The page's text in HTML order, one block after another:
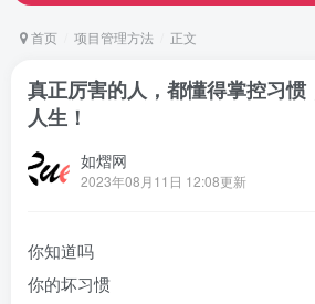
首页 项目管理方法 正文
真正厉害的人，都懂得掌控习惯
人生！
如熠网
2023年08月11日 12:08更新
你知道吗
你的坏习惯